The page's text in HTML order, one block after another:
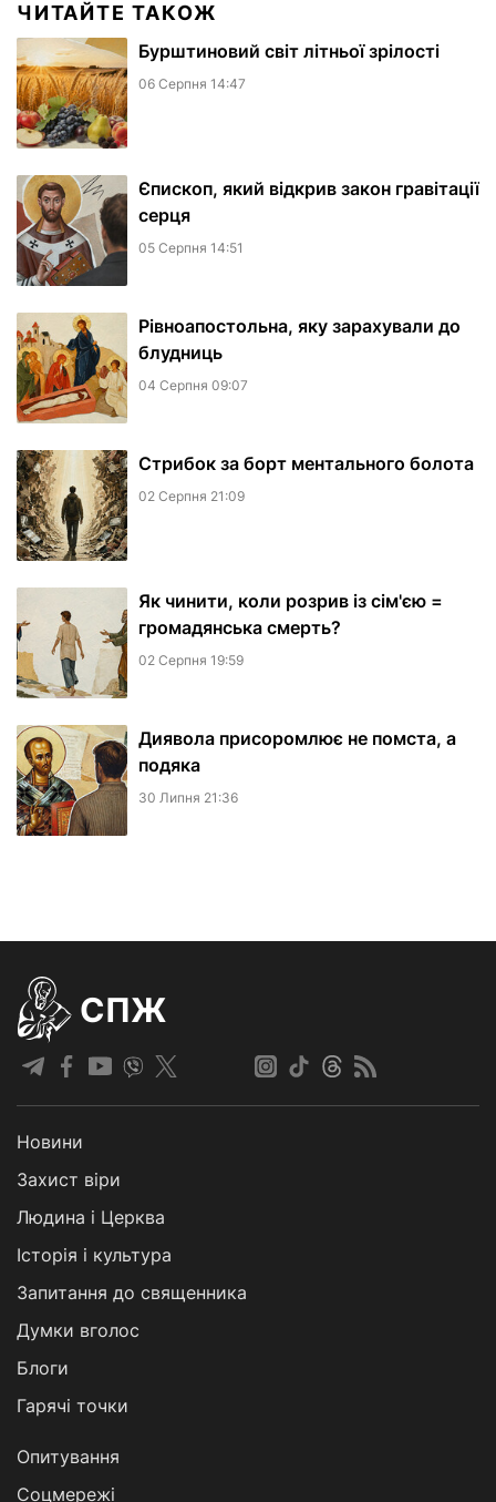
ЧИТАЙТЕ ТАКОЖ
Бурштиновий світ літньої зрілості
06 Серпня 14:47
Єпископ, який відкрив закон гравітації
серця
05 Серпня 14:51
Рівноапостольна, яку зарахували до
блудниць
04 Серпня 09:07
​Стрибок за борт ментального болота
02 Серпня 21:09
Як чинити, коли розрив із сім'єю =
громадянська смерть?
02 Серпня 19:59
Диявола присоромлює не помста, а
подяка
30 Липня 21:36
СПЖ
Новини
Захист віри
Людина і Церква
Історія і культура
Запитання до священника
Думки вголос
Блоги
Гарячі точки
Опитування
Соцмережі